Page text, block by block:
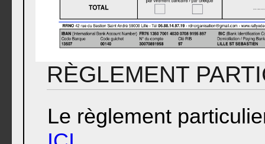
RÈGLEMENT
Le règlement